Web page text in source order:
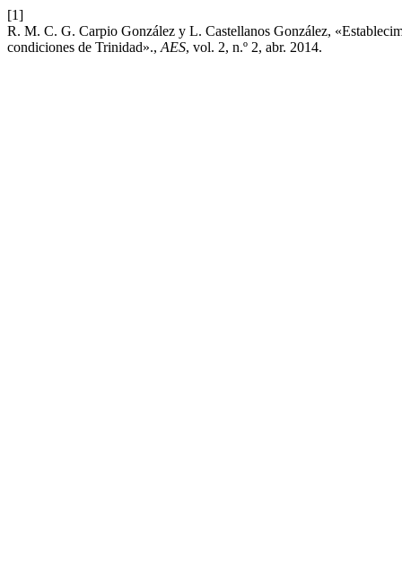
[1]
R. M. C. G. Carpio González y L. Castellanos González,
condiciones de Trinidad»., AES, vol. 2, n.º 2, abr. 2014.